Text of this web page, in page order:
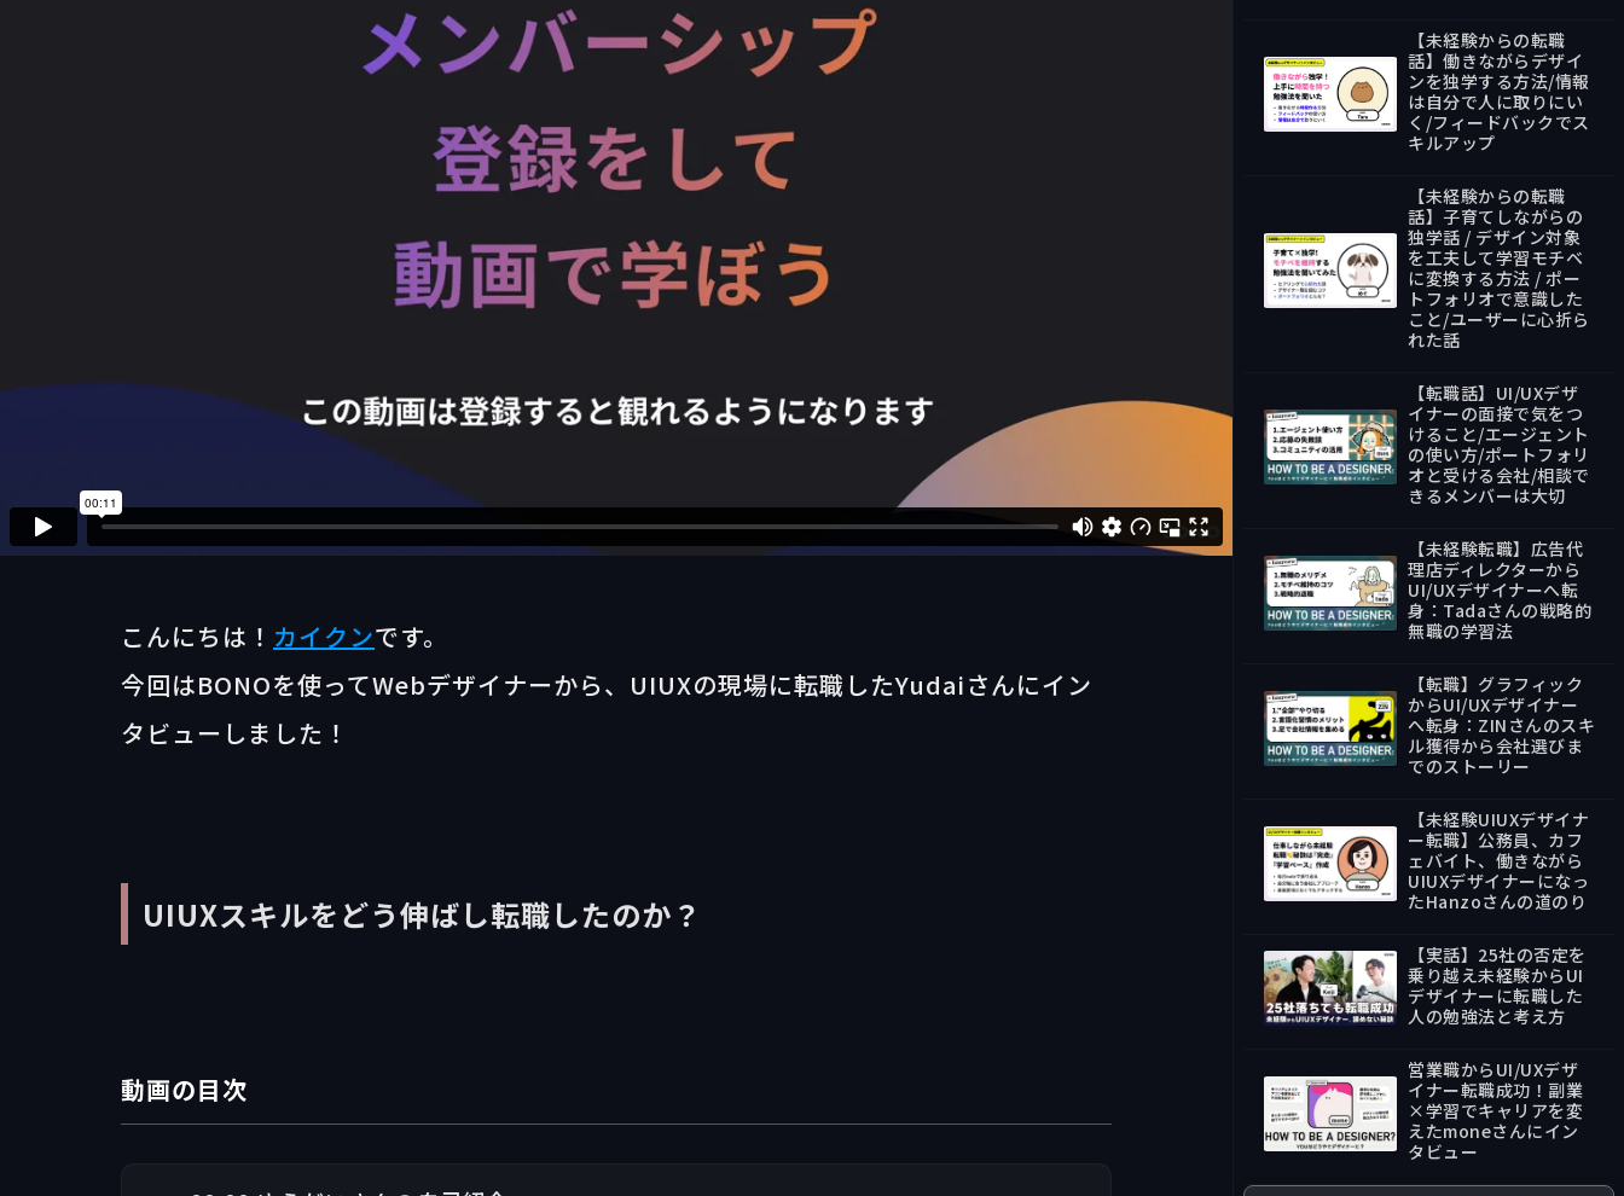
こんにちは！ カイクンです。
‍今回はBONOを使ってWebデザイナーから、UIUXの現場に転職したYudaiさんにイン
タビューしました！
UIUXスキルをどう伸ばし転職したのか？
動画の目次
39:39
【未経験からの転職
話】働きながらデザイ
ンを独学する方法/情報
は自分で人に取りにい
く/フィードバックでス
キルアップ
35:30
【未経験からの転職
話】子育てしながらの
独学話 / デザイン対象
を工夫して学習モチベ
に変換する方法 / ポー
トフォリオで意識した
こと/ユーザーに心折ら
れた話
37:13
【転職話】UI/UXデザ
イナーの面接で気をつ
けること/エージェント
の使い方/ポートフォリ
オと受ける会社/相談で
きるメンバーは大切
43:42
【未経験転職】広告代
理店ディレクターから
UI/UXデザイナーへ転
身：Tadaさんの戦略的
無職の学習法
47:57
【転職】グラフィック
からUI/UXデザイナー
へ転身：ZINさんのスキ
ル獲得から会社選びま
でのストーリー
34:44
【未経験UIUXデザイナ
ー転職】公務員、カフ
ェバイト、働きながら
UIUXデザイナーになっ
たHanzoさんの道のり
30:29
【実話】25社の否定を
乗り越え未経験からUI
デザイナーに転職した
人の勉強法と考え方
39:12
営業職からUI/UXデザ
イナー転職成功！副業
×学習でキャリアを変
えたmoneさんにイン
タビュー